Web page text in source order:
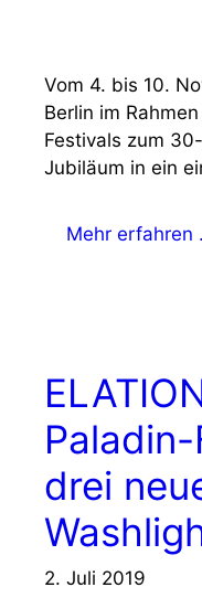
Vom 4. bis 10.
Berlin im
Festivals zum
Jubiläum in ein
Mehr erfahren
drei
2. Juli 2019